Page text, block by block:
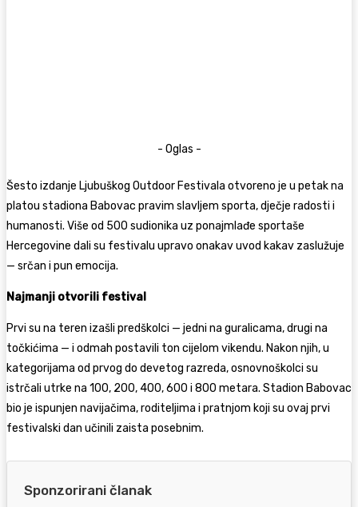
- Oglas -
Šesto izdanje Ljubuškog Outdoor Festivala otvoreno je u petak na
platou stadiona Babovac pravim slavljem sporta, dječje radosti i
humanosti. Više od 500 sudionika uz ponajmlađe sportaše
Hercegovine dali su festivalu upravo onakav uvod kakav zaslužuje
— srčan i pun emocija.
Najmanji otvorili festival
Prvi su na teren izašli predškolci — jedni na guralicama, drugi na
točkićima — i odmah postavili ton cijelom vikendu. Nakon njih, u
kategorijama od prvog do devetog razreda, osnovnoškolci su
istrčali utrke na 100, 200, 400, 600 i 800 metara. Stadion Babovac
bio je ispunjen navijačima, roditeljima i pratnjom koji su ovaj prvi
festivalski dan učinili zaista posebnim.
Sponzorirani članak